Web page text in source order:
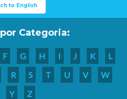
to English
Categoria:
F G H I J K
L
R S T U V
W
Y Z